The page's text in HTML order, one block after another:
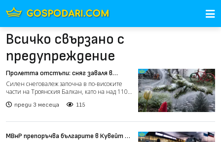
Всичко свързано с
предупреждение
Пролетта отстъпи: сняг заваля в
планините (видео)
Силен снеговалеж започна в по-високите
части на Троянския Балкан, като на над 1100
преди 3 месеца 115
МВнР препоръчва българите в Кувейт да